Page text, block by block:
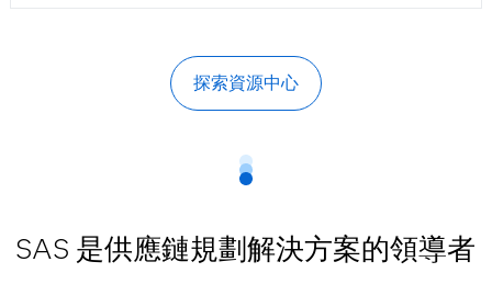
探索資源中心
SAS 是供應鏈規劃解決方案的領導者